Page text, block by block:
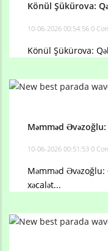
Könül Şükürova:
10-06-2026 00:54:56 0
Könül Şükürova:
Məmməd Əvəzoğlu:
10-06-2026 00:51:53 0
Məmməd Əvəzoğlu:
xəcalət...